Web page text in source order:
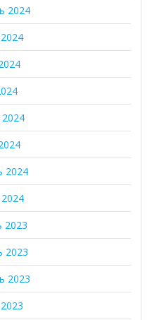
2024
2024
2023
2023
2023